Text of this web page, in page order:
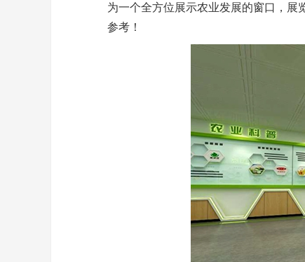
为一个全方位展示农业发展的窗口，展
参考！